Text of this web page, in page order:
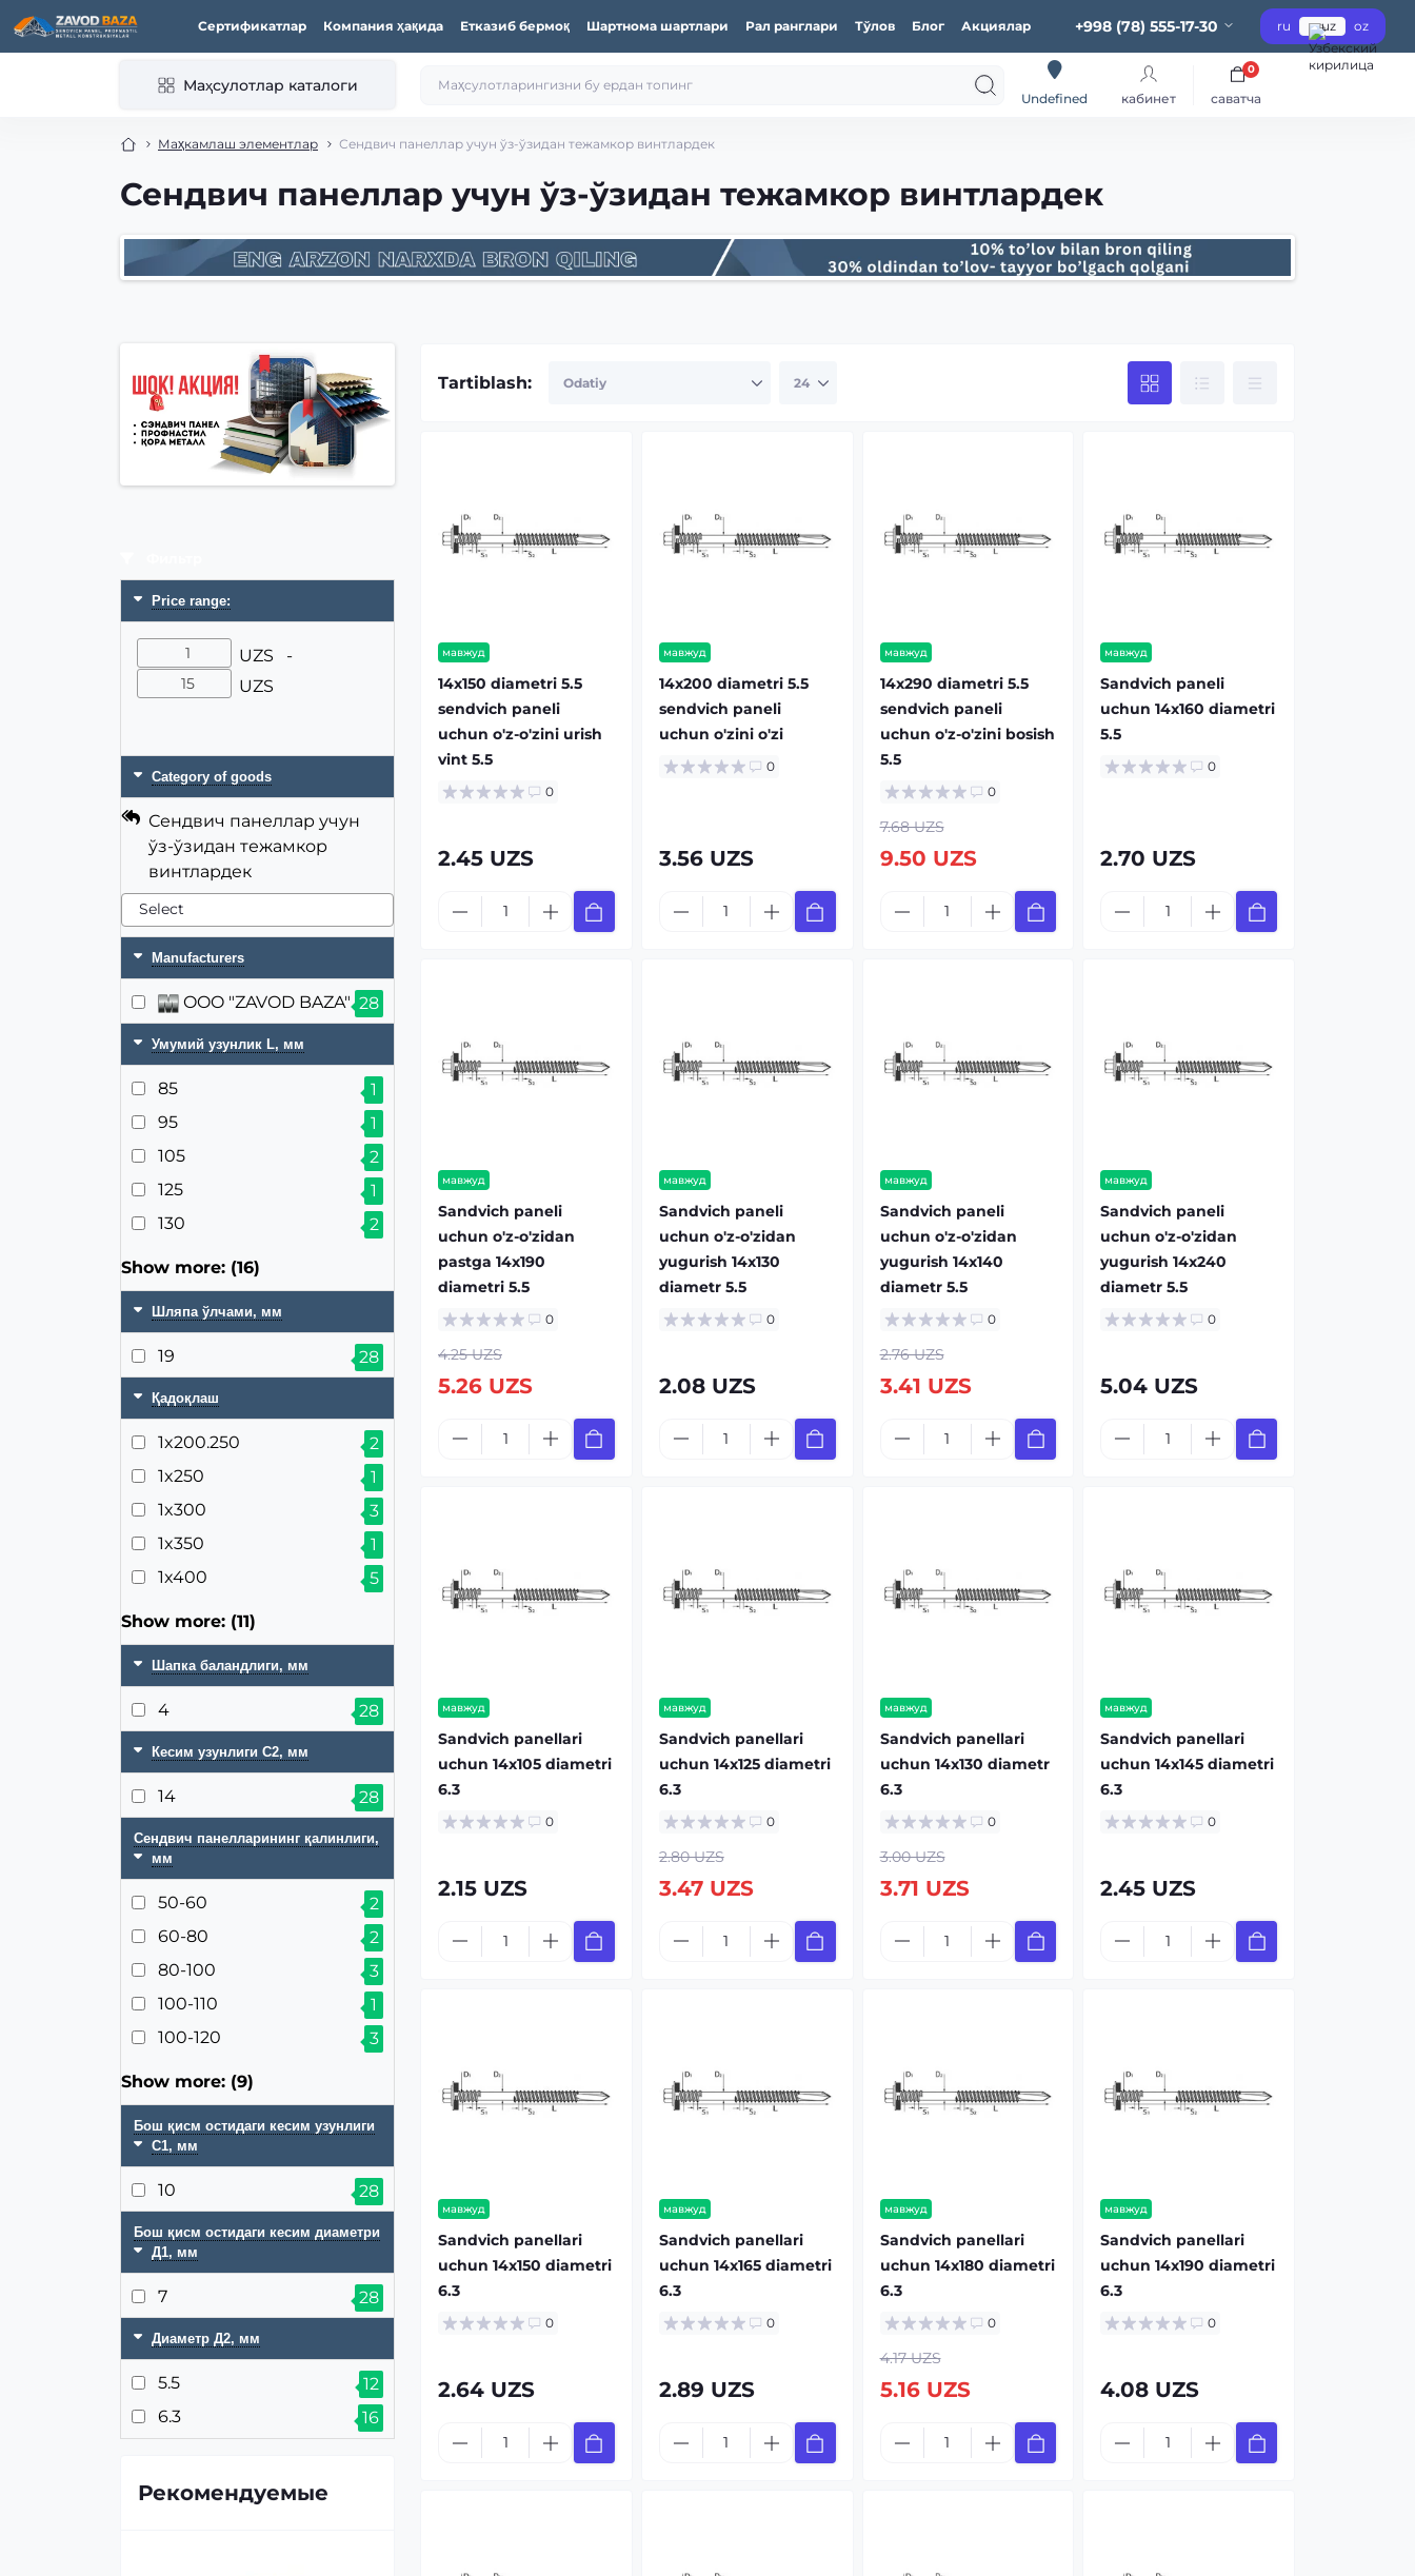
Сертификатлар Компания ҳақида Етказиб бермоқ Шартнома шартлари Рал ранглари Тўлов Блог Акциялар +998 (78) 555-17-30 ru uz oz
Маҳсулотлар каталоги
Undefined кабинет саватча
0
Маҳкамлаш элементлар Сендвич панеллар учун ўз-ўзидан тежамкор винтлардек
Сендвич панеллар учун ўз-ўзидан тежамкор винтлардек
Price range:
UZS -
UZS
Category of goods
Сендвич панеллар учун
ўз-ўзидан тежамкор
винтлардек
Manufacturers
OOO "ZAVOD BAZA" 28
Умумий узунлик L, мм
85
1
95
1
105
2
125
1
130
2
Show more: (16)
Шляпа ўлчами, мм
19 28
Қадоқлаш
1x200.250
2
1x250
1
1x300
3
1x350
1
1x400
5
Show more: (11)
Шапка баландлиги, мм
4 28
Кесим узунлиги С2, мм
14 28
Сендвич панелларининг қалинлиги,
мм
50-60
2
60-80
2
80-100
3
100-110
1
100-120
3
Show more: (9)
Бош қисм остидаги кесим узунлиги
С1, мм
10 28
Бош қисм остидаги кесим диаметри
Д1, мм
7 28
Диаметр Д2, мм
5.5
12
6.3
16
Рекомендуемые
Tartiblash:
мавжуд
14x150 diametri 5.5
sendvich paneli
uchun o'z-o'zini urish
vint 5.5
0
2.45 UZS
мавжуд
14x200 diametri 5.5
sendvich paneli
uchun o'zini o'zi
0
3.56 UZS
мавжуд
14x290 diametri 5.5
sendvich paneli
uchun o'z-o'zini bosish
5.5
0
7.68 UZS
9.50 UZS
мавжуд
Sandvich paneli
uchun 14x160 diametri
5.5
0
2.70 UZS
мавжуд
Sandvich paneli
uchun o'z-o'zidan
pastga 14x190
diametri 5.5
0
4.25 UZS
5.26 UZS
мавжуд
Sandvich paneli
uchun o'z-o'zidan
yugurish 14x130
diametr 5.5
0
2.08 UZS
мавжуд
Sandvich paneli
uchun o'z-o'zidan
yugurish 14x140
diametr 5.5
0
2.76 UZS
3.41 UZS
мавжуд
Sandvich paneli
uchun o'z-o'zidan
yugurish 14x240
diametr 5.5
0
5.04 UZS
мавжуд
Sandvich panellari
uchun 14x105 diametri
6.3
0
2.15 UZS
мавжуд
Sandvich panellari
uchun 14x125 diametri
6.3
0
2.80 UZS
3.47 UZS
мавжуд
Sandvich panellari
uchun 14x130 diametr
6.3
0
3.00 UZS
3.71 UZS
мавжуд
Sandvich panellari
uchun 14x145 diametri
6.3
0
2.45 UZS
мавжуд
Sandvich panellari
uchun 14x150 diametri
6.3
0
2.64 UZS
мавжуд
Sandvich panellari
uchun 14x165 diametri
6.3
0
2.89 UZS
мавжуд
Sandvich panellari
uchun 14x180 diametri
6.3
0
4.17 UZS
5.16 UZS
мавжуд
Sandvich panellari
uchun 14x190 diametri
6.3
0
4.08 UZS